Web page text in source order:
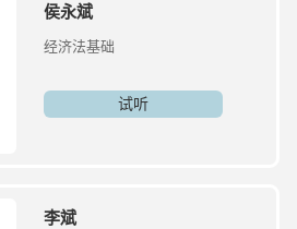
侯永斌
经济法基础
试听
李斌